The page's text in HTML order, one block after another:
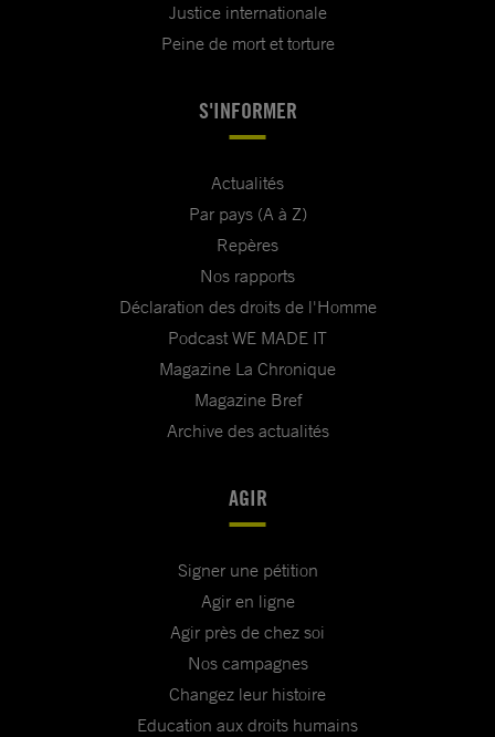
Justice internationale
Peine de mort et torture
S'INFORMER
Actualités
Par pays (A à Z)
Repères
Nos rapports
Déclaration des droits de l'Homme
Podcast WE MADE IT
Magazine La Chronique
Magazine Bref
Archive des actualités
AGIR
Signer une pétition
Agir en ligne
Agir près de chez soi
Nos campagnes
Changez leur histoire
Education aux droits humains